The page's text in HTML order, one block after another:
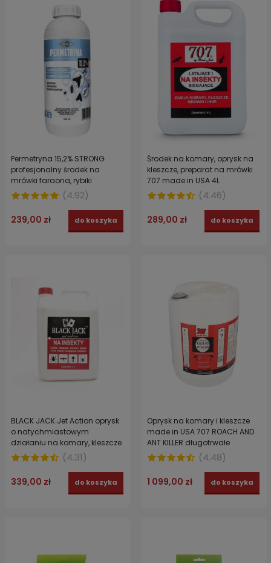
Permetryna 15,2% STRONG
profesjonalny środek na
mrówki faraona, rybiki
cukrowe, muchy, meszki 1 l
(4.92)
239,00 zł do koszyka
Środek na komary, oprysk na
kleszcze, preparat na mrówki
707 made in USA 4L
(4.46)
289,00 zł do koszyka
BLACK JACK Jet Action oprysk
o natychmiastowym
działaniu na komary, kleszcze
i pająki 4 l made in USA
(4.31)
339,00 zł do koszyka
Oprysk na komary i kleszcze
made in USA 707 ROACH AND
ANT KILLER długotrwałe
działanie 19 L
(4.48)
1 099,00 zł do koszyka